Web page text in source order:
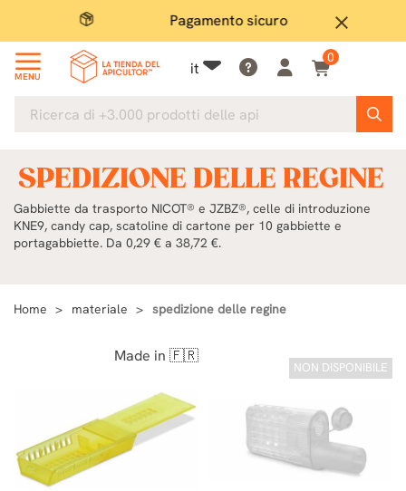
close
Pagamento sicuro
MENU it
0
SPEDIZIONE DELLE REGINE
Gabbiette da trasporto NICOT® e JZBZ®, celle di introduzione
KNE9, candy cap, scatoline di cartone per 10 gabbiette e
portagabbiette. Da 0,29 € a 38,72 €.
Home materiale spedizione delle regine
Made in 🇫🇷
NON DISPONIBILE